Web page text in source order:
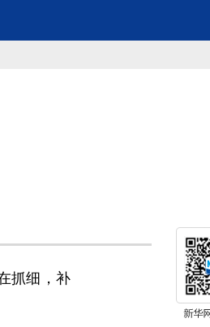
抓细，补